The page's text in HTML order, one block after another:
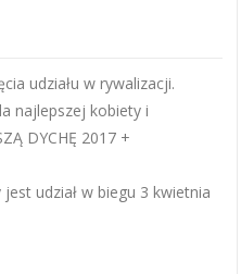
udziału w rywalizacji.
najlepszej kobiety i
DYCHĘ 2017 +
udział w biegu 3 kwietnia